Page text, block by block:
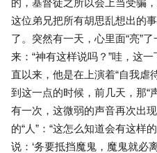
的，基督徒之所以会上当受骗
这位弟兄把所有胡思乱想出的
了。突然有一天，心里面“亮”
来：“神有这样说吗？”哇，这
直以来，他是在上演着“自我虐
到这一点的时候，前几天，那“
有一次，这微弱的声音再次出
的“人”：“这怎么知道会有这样
说：‘务要抵挡魔鬼，魔鬼就必